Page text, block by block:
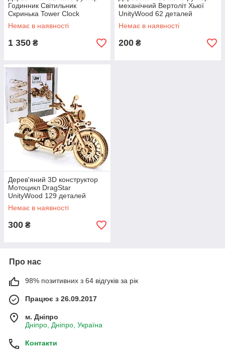
Годинник Світильник
Скринька Tower Clock
UnityWood 195 деталей
37,5*513*10,5 см (UW-013)
Немає в наявності
1 350 ₴
механічний Вертоліт Хьюї
UnityWood 62 деталей
22,5*5,7*6,8 см (UW-011)
Немає в наявності
200 ₴
Дерев'яний 3D конструктор
Мотоцикл DragStar
UnityWood 129 деталей
15,5*8,5*6 см (UW-012)
Немає в наявності
300 ₴
Про нас
98% позитивних з 64 відгуків за рік
Працює з 26.09.2017
м. Дніпро
Дніпро, Дніпро, Україна
Контакти